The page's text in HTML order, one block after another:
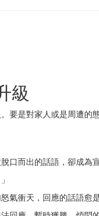
級
要是對家人或是周遭的
口而出的話語，卻成為宣
氣衝天，回應的話語愈